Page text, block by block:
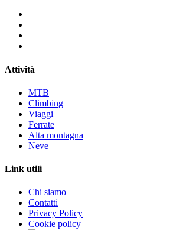
Attività
MTB
Climbing
Viaggi
Ferrate
Alta montagna
Neve
Link utili
Chi siamo
Contatti
Privacy Policy
Cookie policy